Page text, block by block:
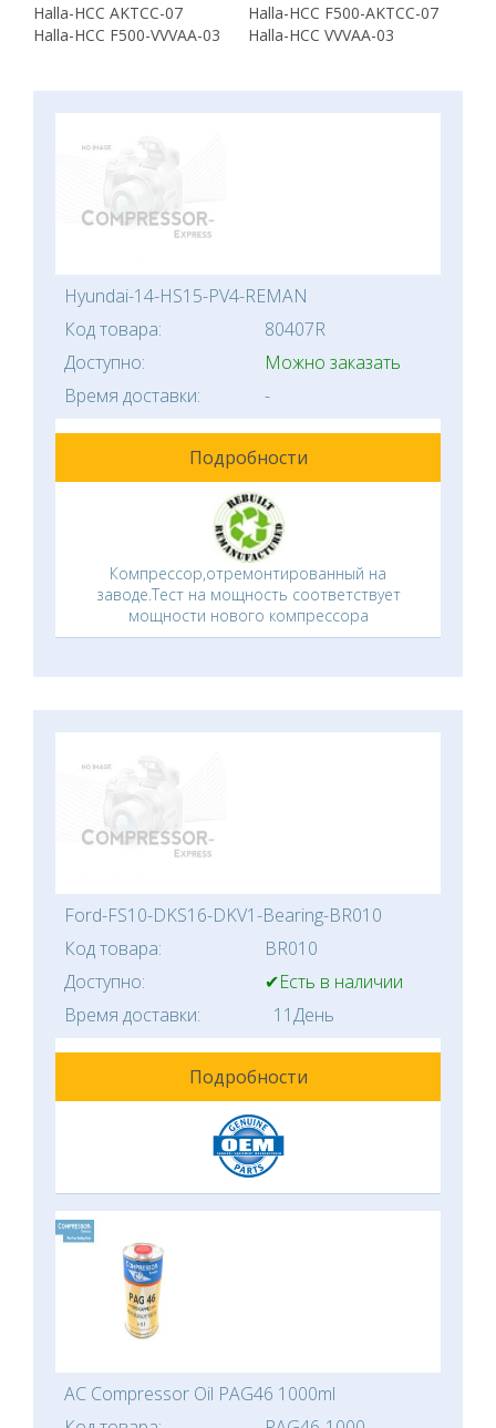
Halla-HCC AKTCC-07
Halla-HCC F500-AKTCC-07
Halla-HCC F500-VVVAA-03
Halla-HCC VVVAA-03
Hyundai-14-HS15-PV4-REMAN
Код товара:
80407R
Доступно:
Можно заказать
Время доставки:
-
Подробности
Компрессор,отремонтированный на
заводе.Тест на мощность соответствует
мощности нового компрессора
Ford-FS10-DKS16-DKV1-Bearing-BR010
Код товара:
BR010
Доступно:
✔Есть в наличии
Время доставки:
11День
Подробности
AC Compressor Oil PAG46 1000ml